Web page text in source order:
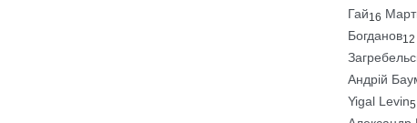
Гай16
Богданов12
Андрій
Yigal Levin5